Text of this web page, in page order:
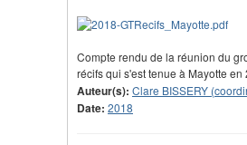
Compte rendu de la réunion du
récifs qui s'est tenue à Mayotte en
Auteur(s): Clare BISSERY
Date: 2018